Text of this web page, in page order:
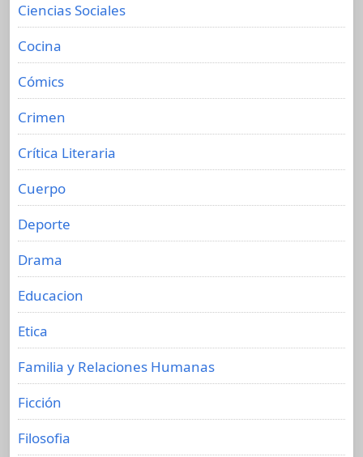
Ciencias Sociales
Cocina
Cómics
Crimen
Crítica Literaria
Cuerpo
Deporte
Drama
Educacion
Etica
Familia y Relaciones Humanas
Ficción
Filosofia